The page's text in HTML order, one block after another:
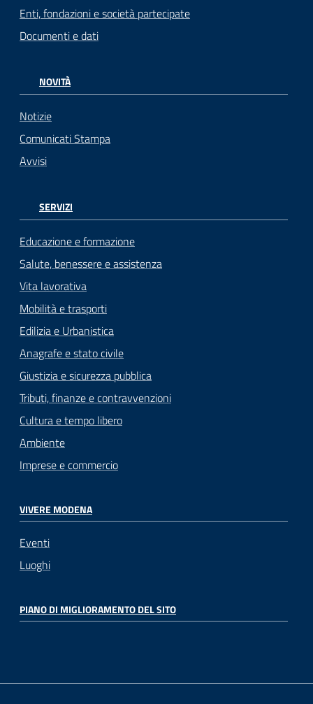
Enti, fondazioni e società partecipate
Documenti e dati
NOVITÀ
Notizie
Comunicati Stampa
Avvisi
SERVIZI
Educazione e formazione
Salute, benessere e assistenza
Vita lavorativa
Mobilità e trasporti
Edilizia e Urbanistica
Anagrafe e stato civile
Giustizia e sicurezza pubblica
Tributi, finanze e contravvenzioni
Cultura e tempo libero
Ambiente
Imprese e commercio
VIVERE MODENA
Eventi
Luoghi
PIANO DI MIGLIORAMENTO DEL SITO